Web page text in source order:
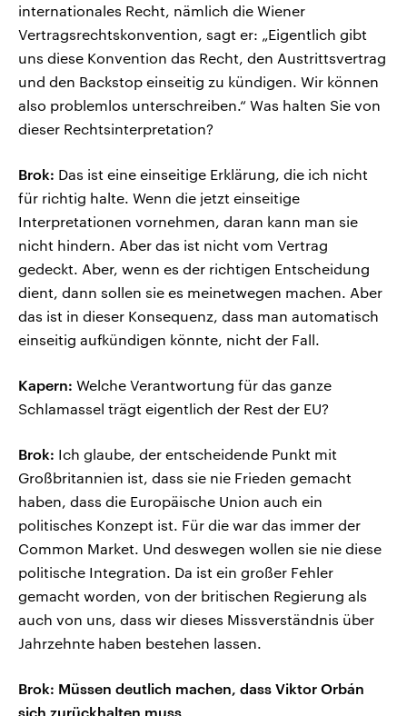
internationales Recht, nämlich die Wiener
Vertragsrechtskonvention, sagt er: „Eigentlich gibt
uns diese Konvention das Recht, den Austrittsvertrag
und den Backstop einseitig zu kündigen. Wir können
also problemlos unterschreiben.“ Was halten Sie von
dieser Rechtsinterpretation?
Brok: Das ist eine einseitige Erklärung, die ich nicht
für richtig halte. Wenn die jetzt einseitige
Interpretationen vornehmen, daran kann man sie
nicht hindern. Aber das ist nicht vom Vertrag
gedeckt. Aber, wenn es der richtigen Entscheidung
dient, dann sollen sie es meinetwegen machen. Aber
das ist in dieser Konsequenz, dass man automatisch
einseitig aufkündigen könnte, nicht der Fall.
Kapern: Welche Verantwortung für das ganze
Schlamassel trägt eigentlich der Rest der EU?
Brok: Ich glaube, der entscheidende Punkt mit
Großbritannien ist, dass sie nie Frieden gemacht
haben, dass die Europäische Union auch ein
politisches Konzept ist. Für die war das immer der
Common Market. Und deswegen wollen sie nie diese
politische Integration. Da ist ein großer Fehler
gemacht worden, von der britischen Regierung als
auch von uns, dass wir dieses Missverständnis über
Jahrzehnte haben bestehen lassen.
Brok: Müssen deutlich machen, dass Viktor Orbán
sich zurückhalten muss